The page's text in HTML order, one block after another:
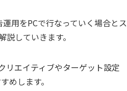
用をPCで行なっていく場合とス
していきます。
リエイティブやターゲット設定
めします。